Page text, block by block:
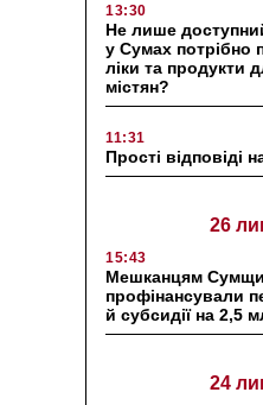
13:30
Не лише
у Сумах потрібно
ліки та продукти
містян?
11:31
Прості відповіді
26
15:43
Мешканцям
профінансували
й субсидії на 2,5
24